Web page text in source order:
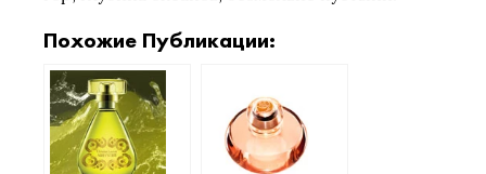
Похожие Публикации: